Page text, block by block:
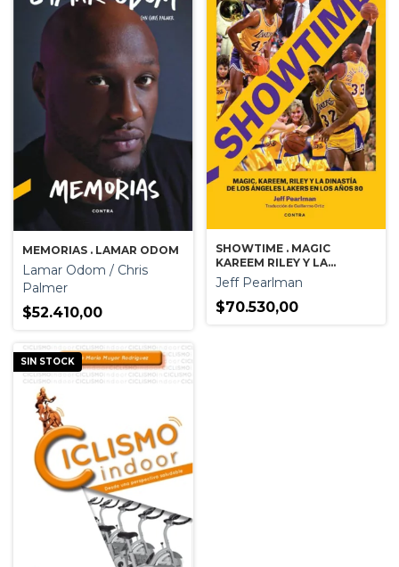
MEMORIAS . LAMAR ODOM
Lamar Odom / Chris
Palmer
$52.410,00
SHOWTIME . MAGIC
KAREEM RILEY Y LA
DINASTIA DE LOS ANGELES
LAKERS EN LOS AÑOS 80
Jeff Pearlman
$70.530,00
SIN STOCK